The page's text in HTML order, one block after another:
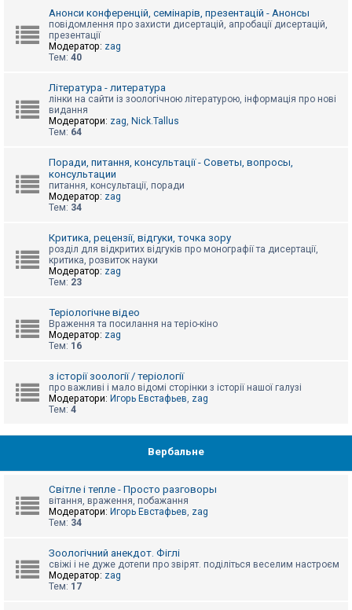
П
м
о
г
Анонси конференцій, семінарів, презентацій - Анонсы
повідомлення про захисти дисертацій, апробації дисертацій,
презентації
Модератор: zag
Тем: 40
Література - литература
лінки на сайти із зоологічною літературою, інформація про нові
видання
Модератори: zag, Nick.Tallus
Тем: 64
Поради, питання, консультації - Советы, вопросы,
консультации
питання, консультації, поради
Модератор: zag
Тем: 34
Критика, рецензії, відгуки, точка зору
розділ для відкритих відгуків про монографії та дисертації,
критика, розвиток науки
Модератор: zag
Тем: 23
Теріологічне відео
Враження та посилання на теріо-кіно
Модератор: zag
Тем: 16
з історії зоології / теріології
про важливі і мало відомі сторінки з історії нашої галузі
Модератори: Игорь Евстафьев, zag
Тем: 4
Вербальне
Світле і тепле - Просто разговоры
вітання, враження, побажання
Модератори: Игорь Евстафьев, zag
Тем: 34
Зоологічний анекдот. Фіглі
свіжі і не дуже дотепи про звірят. поділіться веселим настроєм
Модератор: zag
Тем: 17